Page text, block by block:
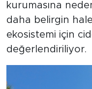
kurumasına
daha belirgin
ekosistemi için
değerlendiriliyor.